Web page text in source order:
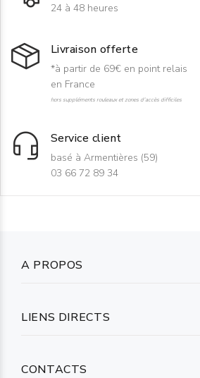
24 à 48 heures
Livraison offerte
*à partir de 69€ en point relais
en France
hors suppléments rouleaux et zones d'accès difficiles
Service client
basé à Armentières (59)
03 66 72 89 34
A PROPOS
LIENS DIRECTS
CONTACTS